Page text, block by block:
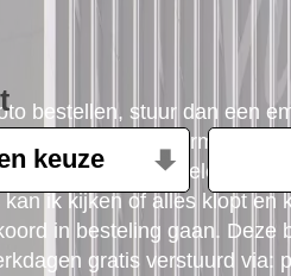
bestellen, stuur dan een
Product, formaat,
plus uw telefoon
ik kijken of alles klopt en
in besteling gaan. Deze
gratis verstuurd via: